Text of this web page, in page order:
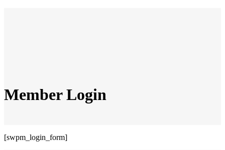
Member Login
[swpm_login_form]